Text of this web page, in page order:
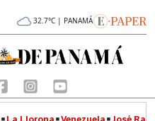
32.7°C | PANAMÁ